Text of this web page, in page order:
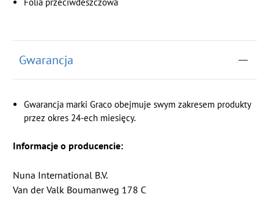
Gwarancja
Gwarancja marki Graco obejmuje swym zakresem produkty
przez okres 24-ech miesięcy.
Informacje o producencie:
Nuna International B.V.
Van der Valk Boumanweg 178 C